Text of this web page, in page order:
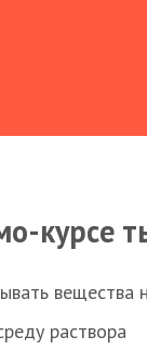
курсе
вещества
раствора